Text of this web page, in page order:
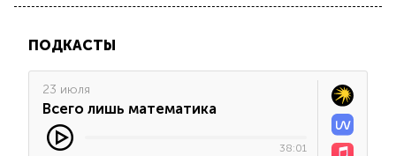
ПОДКАСТЫ
23 июля
Всего лишь математика
38:01